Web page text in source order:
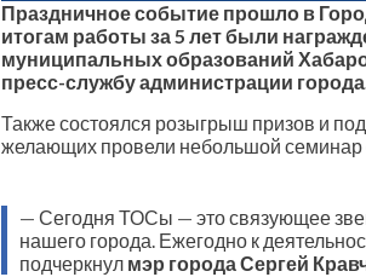
Паводок-2021
Антифейк
Паводок-2022
Праздничное событие прошло в
итогам работы за 5 лет были
муниципальных образований
пресс-службу администрации
Также состоялся розыгрыш призов и
желающих провели небольшой семинар
— Сегодня ТОСы — это связующее
нашего города. Ежегодно к
подчеркнул мэр города Сергей